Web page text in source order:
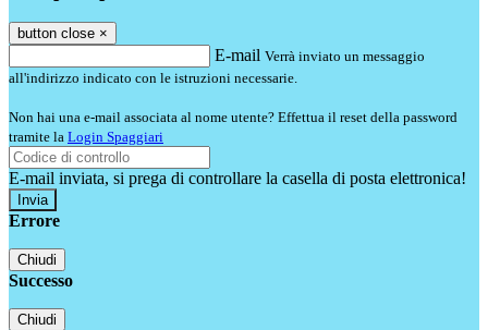
button close ×
E-mail Verrà inviato un messaggio
all'indirizzo indicato con le istruzioni necessarie.
Non hai una e-mail associata al nome utente? Effettua il reset della password
tramite la Login Spaggiari
E-mail inviata, si prega di controllare la casella di posta elettronica!
Errore
Chiudi
Successo
Chiudi